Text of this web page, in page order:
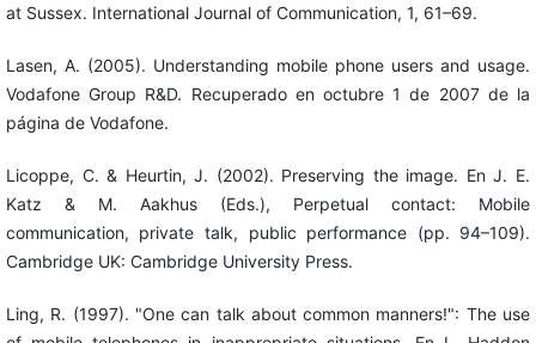
at Sussex. International Journal of Communication, 1, 61–69.
Lasen, A. (2005). Understanding mobile phone users and usage.
Vodafone Group R&D. Recuperado en octubre 1 de 2007 de la
página de Vodafone.
Licoppe, C. & Heurtin, J. (2002). Preserving the image. En J. E.
Katz & M. Aakhus (Eds.), Perpetual contact: Mobile
communication, private talk, public performance (pp. 94–109).
Cambridge UK: Cambridge University Press.
Ling, R. (1997). "One can talk about common manners!": The use